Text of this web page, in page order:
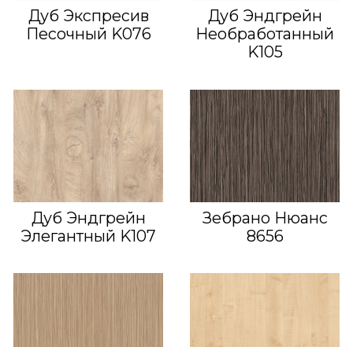
Дуб Экспресив
Песочный K076
Дуб Эндгрейн
Необработанный
K105
Дуб Эндгрейн
Элегантный K107
Зебрано Нюанс
8656